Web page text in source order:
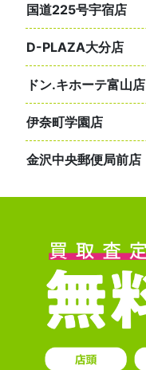
国道225号宇宿店
D-PLAZA大分店
ドン.キホーテ富山店
伊奈町学園店
金沢中央郵便局前店